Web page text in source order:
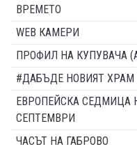
ВРЕМЕТО
WEB КАМЕРИ
ПРОФИЛ НА КУПУВАЧА
#ДАБЪДЕ НОВИЯТ ХРАМ
ЕВРОПЕЙСКА СЕДМИЦА
СЕПТЕМВРИ
ЧАСЪТ НА ГАБРОВО